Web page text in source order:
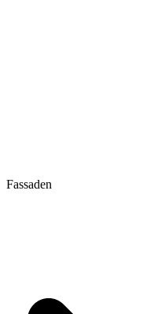
Fassaden